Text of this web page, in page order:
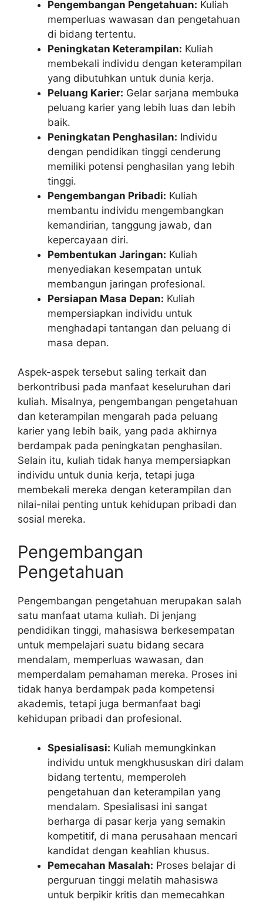
Pengembangan Pengetahuan: Kuliah
memperluas wawasan dan pengetahuan
di bidang tertentu.
Peningkatan Keterampilan: Kuliah
membekali individu dengan keterampilan
yang dibutuhkan untuk dunia kerja.
Peluang Karier: Gelar sarjana membuka
peluang karier yang lebih luas dan lebih
baik.
Peningkatan Penghasilan: Individu
dengan pendidikan tinggi cenderung
memiliki potensi penghasilan yang lebih
tinggi.
Pengembangan Pribadi: Kuliah
membantu individu mengembangkan
kemandirian, tanggung jawab, dan
kepercayaan diri.
Pembentukan Jaringan: Kuliah
menyediakan kesempatan untuk
membangun jaringan profesional.
Persiapan Masa Depan: Kuliah
mempersiapkan individu untuk
menghadapi tantangan dan peluang di
masa depan.
Aspek-aspek tersebut saling terkait dan
berkontribusi pada manfaat keseluruhan dari
kuliah. Misalnya, pengembangan pengetahuan
dan keterampilan mengarah pada peluang
karier yang lebih baik, yang pada akhirnya
berdampak pada peningkatan penghasilan.
Selain itu, kuliah tidak hanya mempersiapkan
individu untuk dunia kerja, tetapi juga
membekali mereka dengan keterampilan dan
nilai-nilai penting untuk kehidupan pribadi dan
sosial mereka.
Pengembangan
Pengetahuan
Pengembangan pengetahuan merupakan salah
satu manfaat utama kuliah. Di jenjang
pendidikan tinggi, mahasiswa berkesempatan
untuk mempelajari suatu bidang secara
mendalam, memperluas wawasan, dan
memperdalam pemahaman mereka. Proses ini
tidak hanya berdampak pada kompetensi
akademis, tetapi juga bermanfaat bagi
kehidupan pribadi dan profesional.
Spesialisasi: Kuliah memungkinkan
individu untuk mengkhususkan diri dalam
bidang tertentu, memperoleh
pengetahuan dan keterampilan yang
mendalam. Spesialisasi ini sangat
berharga di pasar kerja yang semakin
kompetitif, di mana perusahaan mencari
kandidat dengan keahlian khusus.
Pemecahan Masalah: Proses belajar di
perguruan tinggi melatih mahasiswa
untuk berpikir kritis dan memecahkan